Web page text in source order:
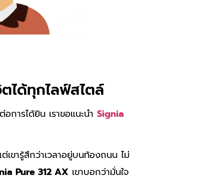
ได้ทุกไลฟ์สไตล์
การได้ยิน เราขอแนะนำ Signia
ขารู้สึกว่าเวลาอยู่บนท้องถนน ไม่
Pure 312 AX เขาบอกว่ามั่นใจ